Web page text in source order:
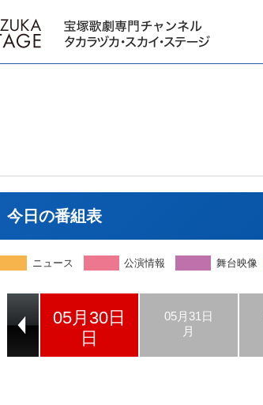
今日の番組表
ニュース 公演情報 舞台映像
05月30日
日
05月31日
月